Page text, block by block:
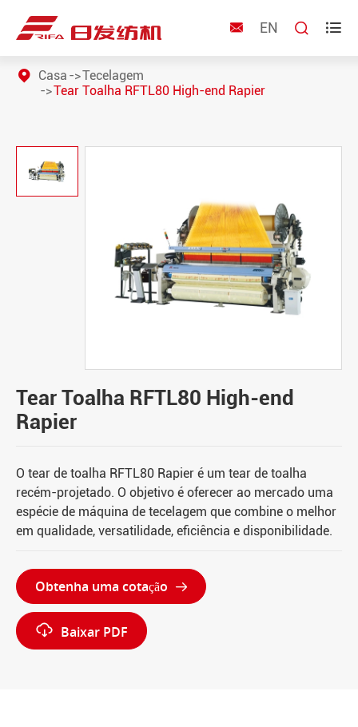
 EN  
Casa
Tecelagem
Tear Toalha RFTL80 High-end Rapier
Tear Toalha RFTL80 High-end
Rapier
O tear de toalha RFTL80 Rapier é um tear de toalha
recém-projetado. O objetivo é oferecer ao mercado uma
espécie de máquina de tecelagem que combine o melhor
em qualidade, versatilidade, eficiência e disponibilidade.
Obtenha uma cotação 
 Baixar PDF